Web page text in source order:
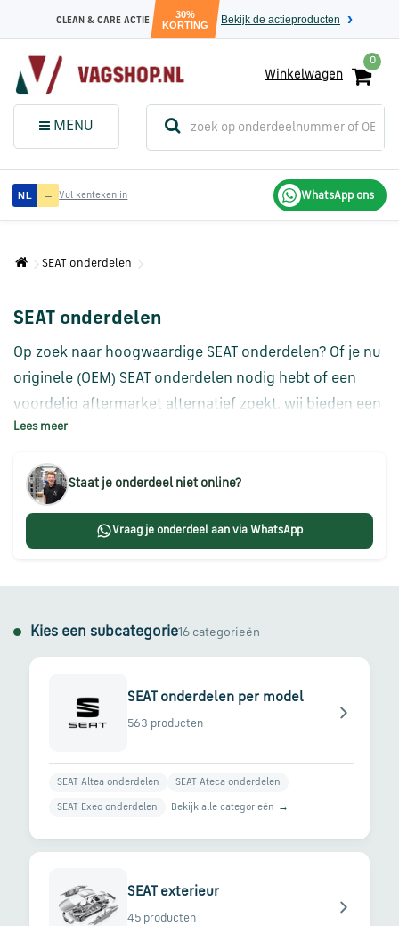
CLEAN & CARE ACTIE
30%
KORTING
Bekijk de actieproducten
0
Winkelwagen
MENU
Menu (Sluit dit
menuvenster)
Audi
onderdelen
Volkswagen
SEAT
onderdelen
Škoda
CUPRA
onderdelen
Kunnen
we
helpen?
Stel
Stuur
NL — Vul kenteken in WhatsApp ons
SEAT onderdelen
SEAT onderdelen
Op zoek naar hoogwaardige SEAT onderdelen? Of je nu
originele (OEM) SEAT onderdelen nodig hebt of een
voordelig aftermarket alternatief zoekt, wij bieden een
ruim assortiment aan auto-onderdelen voor alle SEAT-
motoronderdelen – bij ons vind je alles wat je nodig
hebt om jouw SEAT in topconditie te houden.
Lees meer
Staat je onderdeel niet online?
Vraag je onderdeel aan via WhatsApp
Kies een subcategorie16 categorieën
SEAT onderdelen per model
563 producten
SEAT Altea onderdelen SEAT Ateca onderdelen
SEAT Exeo onderdelen Bekijk alle categorieën →
SEAT exterieur
45 producten